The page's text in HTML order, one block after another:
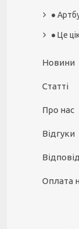
●
● Це
Новини
Статті
Про нас
Відгуки
Оплата